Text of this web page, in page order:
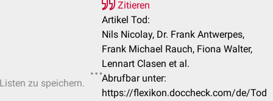
zu speichern.
Zitieren
Artikel Tod:
Nils Nicolay, Dr. Frank Antwerpes,
Frank Michael Rauch, Fiona Walter,
Lennart Clasen et al.
Abrufbar unter:
https://flexikon.doccheck.com/de/Tod